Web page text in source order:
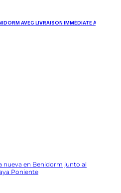
AVEC LIVRAISON IMMÉDIATE À